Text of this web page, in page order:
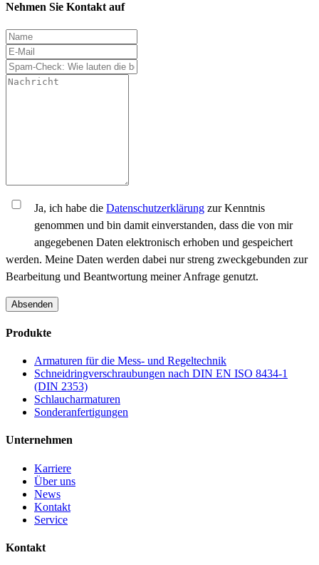
Nehmen Sie Kontakt auf
Ja, ich habe die Datenschutzerklärung zur Kenntnis
genommen und bin damit einverstanden, dass die von mir
angegebenen Daten elektronisch erhoben und gespeichert
werden. Meine Daten werden dabei nur streng zweckgebunden zur
Bearbeitung und Beantwortung meiner Anfrage genutzt.
Absenden
Produkte
Armaturen für die Mess- und Regeltechnik
Schneidringverschraubungen nach DIN EN ISO 8434-1
(DIN 2353)
Schlaucharmaturen
Sonderanfertigungen
Unternehmen
Karriere
Über uns
News
Kontakt
Service
Kontakt